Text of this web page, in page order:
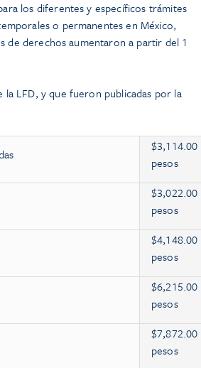
los diferentes y específicos trámites
o permanentes en México,
de derechos aumentaron a partir del 1
LFD, y que fueron publicadas por la
$3,114.00
pesos
$3,022.00
pesos
$4,148.00
pesos
$6,215.00
pesos
$7,872.00
pesos